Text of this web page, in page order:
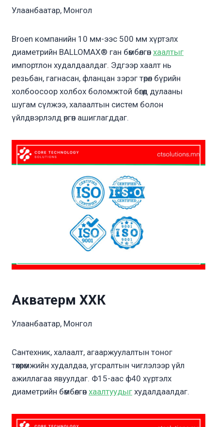
Улаанбаатар, Монгол
Broen компанийн 10 мм-ээс 500 мм хүртэлх
диаметрийн BALLOMAX® ган бөмбөлгөн хаалтыг
импортлон худалдаалдаг. Эдгээр хаалт нь
резьбан, гагнасан, фланцан зэрэг төрөл бүрийн
холбоосоор холбох боломжтой бөгөөд дулааны
шугам сүлжээ, халаалтын систем болон
үйлдвэрлэлд өргөн ашиглагддаг.
Акватерм ХХК
Улаанбаатар, Монгол
Сантехник, халаалт, агааржуулалтын тоног
төхөөрөмжийн худалдаа, угсралтын чиглэлээр үйл
ажиллагаа явуулдаг. Ф15-аас ф40 хүртэлх
диаметрийн бөмбөлгөн хаалтуудыг худалдаалдаг.